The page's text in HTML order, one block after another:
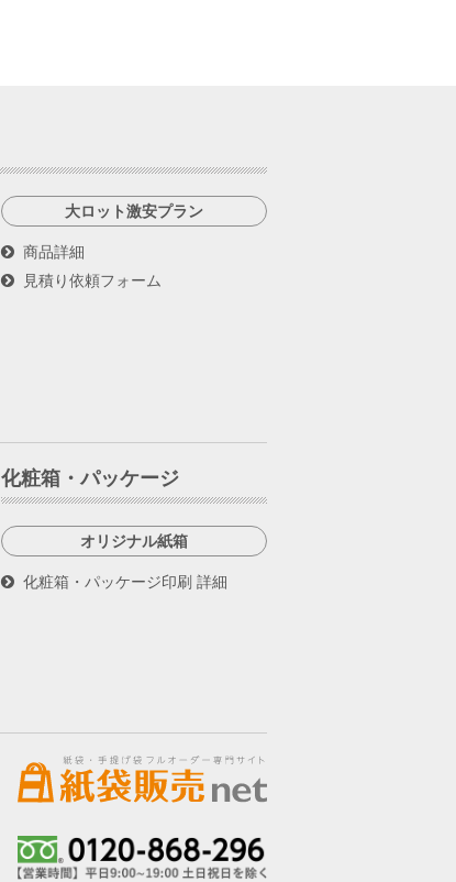
大ロット激安プラン
商品詳細
見積り依頼フォーム
化粧箱・パッケージ
オリジナル紙箱
化粧箱・パッケージ印刷 詳細